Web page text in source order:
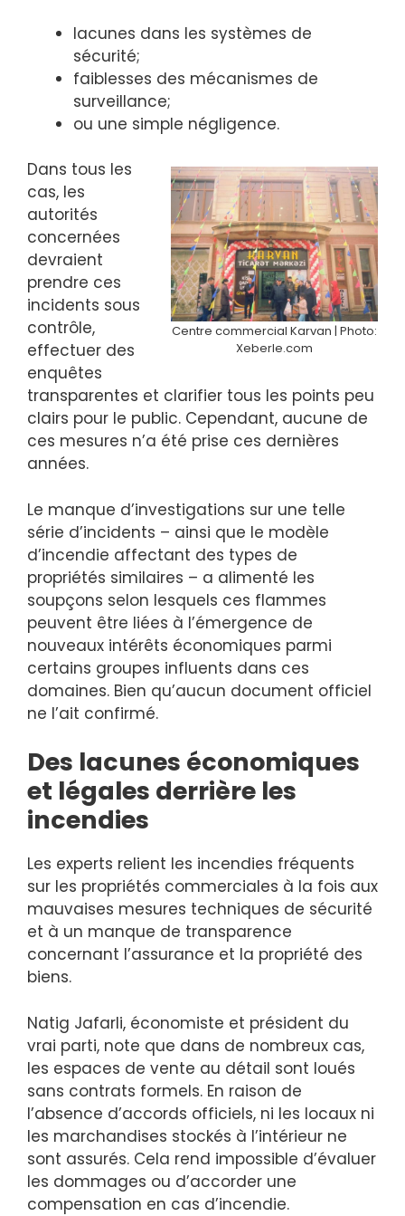
lacunes dans les systèmes de
sécurité;
faiblesses des mécanismes de
surveillance;
ou une simple négligence.
Centre commercial Karvan | Photo:
Xeberle.com
Dans tous les
cas, les
autorités
concernées
devraient
prendre ces
incidents sous
contrôle,
effectuer des
enquêtes
transparentes et clarifier tous les points peu
clairs pour le public. Cependant, aucune de
ces mesures n’a été prise ces dernières
années.
Le manque d’investigations sur une telle
série d’incidents – ainsi que le modèle
d’incendie affectant des types de
propriétés similaires – a alimenté les
soupçons selon lesquels ces flammes
peuvent être liées à l’émergence de
nouveaux intérêts économiques parmi
certains groupes influents dans ces
domaines. Bien qu’aucun document officiel
ne l’ait confirmé.
Des lacunes économiques
et légales derrière les
incendies
Les experts relient les incendies fréquents
sur les propriétés commerciales à la fois aux
mauvaises mesures techniques de sécurité
et à un manque de transparence
concernant l’assurance et la propriété des
biens.
Natig Jafarli, économiste et président du
vrai parti, note que dans de nombreux cas,
les espaces de vente au détail sont loués
sans contrats formels. En raison de
l’absence d’accords officiels, ni les locaux ni
les marchandises stockés à l’intérieur ne
sont assurés. Cela rend impossible d’évaluer
les dommages ou d’accorder une
compensation en cas d’incendie.